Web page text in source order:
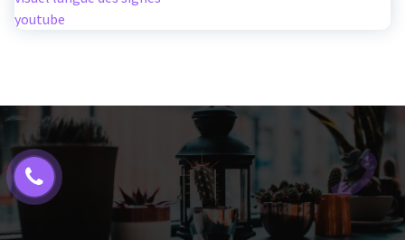
youtube